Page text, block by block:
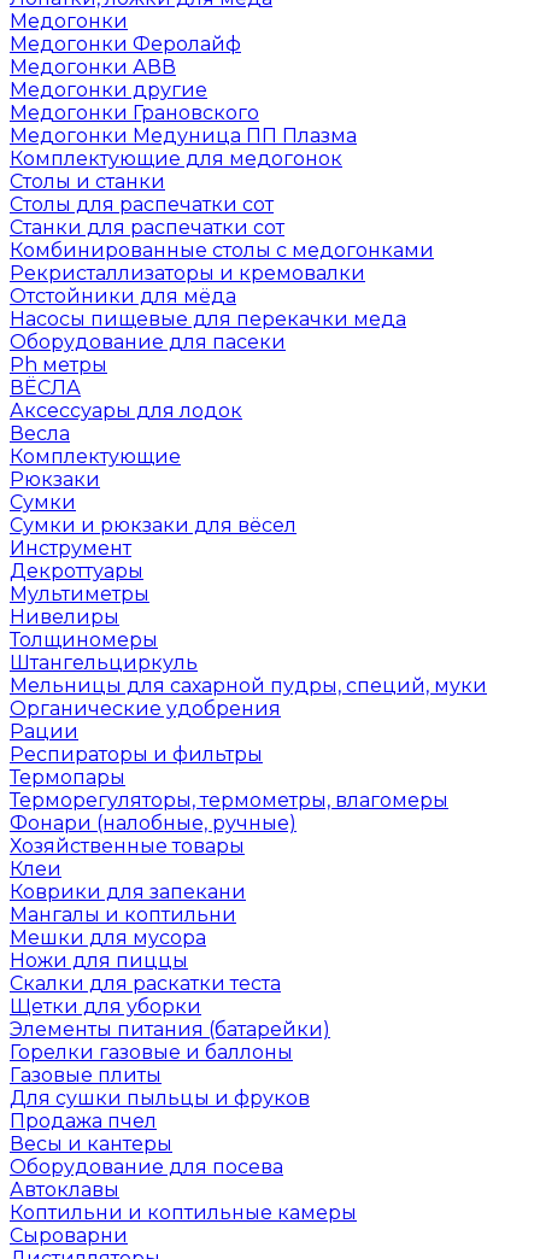
Медогонки
Медогонки Феролайф
Медогонки АВВ
Медогонки другие
Медогонки Грановского
Медогонки Медуница ПП Плазма
Комплектующие для медогонок
Столы и станки
Столы для распечатки сот
Станки для распечатки сот
Комбинированные столы с медогонками
Рекристаллизаторы и кремовалки
Отстойники для мёда
Насосы пищевые для перекачки меда
Оборудование для пасеки
Ph метры
ВЁСЛА
Аксессуары для лодок
Весла
Комплектующие
Рюкзаки
Сумки
Сумки и рюкзаки для вёсел
Инструмент
Декроттуары
Мультиметры
Нивелиры
Толщиномеры
Штангельциркуль
Мельницы для сахарной пудры, специй, муки
Органические удобрения
Рации
Респираторы и фильтры
Термопары
Терморегуляторы, термометры, влагомеры
Фонари (налобные, ручные)
Хозяйственные товары
Клеи
Коврики для запекани
Мангалы и коптильни
Мешки для мусора
Ножи для пиццы
Скалки для раскатки теста
Щетки для уборки
Элементы питания (батарейки)
Горелки газовые и баллоны
Газовые плиты
Для сушки пыльцы и фруков
Продажа пчел
Весы и кантеры
Оборудование для посева
Автоклавы
Коптильни и коптильные камеры
Сыроварни